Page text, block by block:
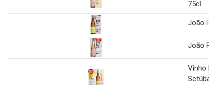
75cl
João
João
Vinho
Setúbal